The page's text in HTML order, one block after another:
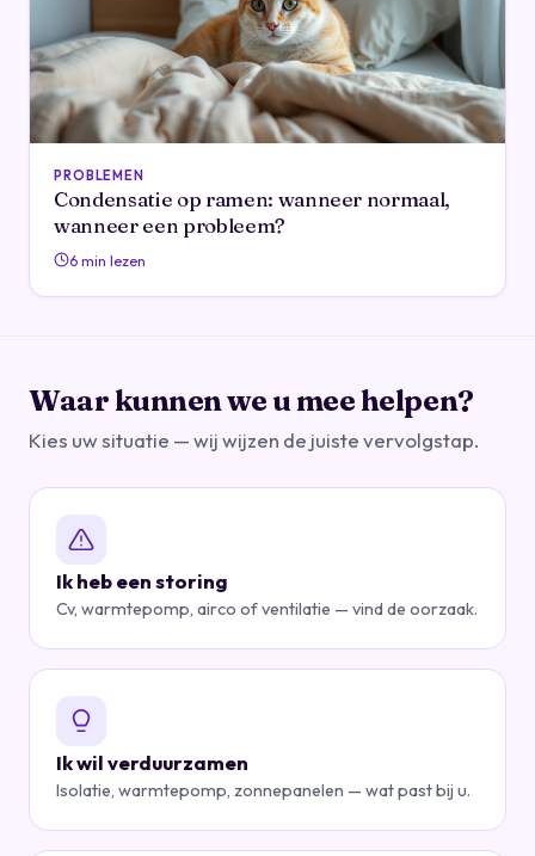
PROBLEMEN
Condensatie op ramen: wanneer normaal,
wanneer een probleem?
6 min lezen
Waar kunnen we u mee helpen?
Kies uw situatie — wij wijzen de juiste vervolgstap.
Ik heb een storing
Cv, warmtepomp, airco of ventilatie — vind de oorzaak.
Ik wil verduurzamen
Isolatie, warmtepomp, zonnepanelen — wat past bij u.